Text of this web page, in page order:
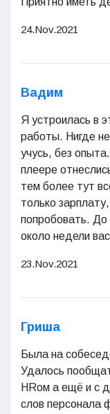
24.Nov.2021
Вадим
Я устроилась в
работы. Нигде
учусь, без
плеере
тем более тут
только
попробовать. До
около недели
23.Nov.2021
Гриша
Была на
Удалось
HRом а ещё и с
слов персонала